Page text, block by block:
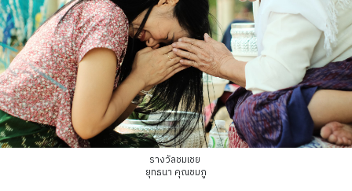
รางวัลชมเชย
ยุทธนา คุณชมภู